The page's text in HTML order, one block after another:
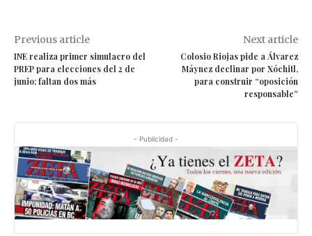
Previous article
INE realiza primer simulacro del
PREP para elecciones del 2 de
junio; faltan dos más
Next article
Colosio Riojas pide a Álvarez
Máynez declinar por Xóchitl,
para construir “oposición
responsable”
- Publicidad -